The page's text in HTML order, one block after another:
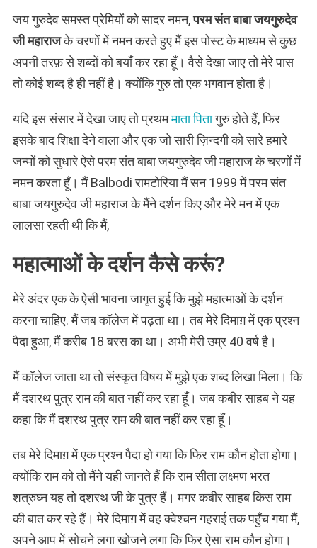
जय गुरुदेव समस्त प्रेमियों को सादर नमन,परम संत बाबा जयगुरुदेव
जी महाराजके चरणों में नमन करते हुए मैं इस पोस्ट के माध्यम से कुछ
अपनी तरफ़ से शब्दों को बयाँ कर रहा हूँ। वैसे देखा जाए तो मेरे पास
तो कोई शब्द है ही नहीं है। क्योंकि गुरु तो एक भगवान होता है।
यदि इस संसार में देखा जाए तो प्रथममाता पितागुरु होते हैं, फिर
इसके बाद शिक्षा देने वाला और एक जो सारी ज़िन्दगी को सारे हमारे
जन्मों को सुधारे ऐसे परम संत बाबा जयगुरुदेव जी महाराज के चरणों में
नमन करता हूँ। मैं Balbodi रामटोरिया मैं सन 1999 में परम संत
बाबा जयगुरुदेव जी महाराज के मैंने दर्शन किए और मेरे मन में एक
लालसा रहती थी कि मैं,
महात्माओं के दर्शन कैसे करूं?
मेरे अंदर एक के ऐसी भावना जागृत हुई कि मुझे महात्माओं के दर्शन
करना चाहिए. मैं जब कॉलेज में पढ़ता था। तब मेरे दिमाग़ में एक प्रश्न
पैदा हुआ, मैं करीब 18 बरस का था। अभी मेरी उम्र 40 वर्ष है।
मैं कॉलेज जाता था तो संस्कृत विषय में मुझे एक शब्द लिखा मिला। कि
मैं दशरथ पुत्र राम की बात नहीं कर रहा हूँ। जब कबीर साहब ने यह
कहा कि मैं दशरथ पुत्र राम की बात नहीं कर रहा हूँ।
तब मेरे दिमाग़ में एक प्रश्न पैदा हो गया कि फिर राम कौन होता होगा।
क्योंकि राम को तो मैंने यही जानते हैं कि राम सीता लक्ष्मण भरत
शत्रुघ्न यह तो दशरथ जी के पुत्र हैं। मगर कबीर साहब किस राम
की बात कर रहे हैं। मेरे दिमाग़ में वह क्वेश्चन गहराई तक पहुँच गया मैं,
अपने आप में सोचने लगा खोजने लगा कि फिर ऐसा राम कौन होगा।